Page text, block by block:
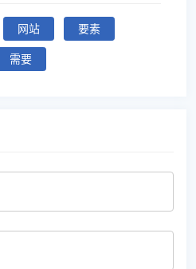
网站
要素
需要